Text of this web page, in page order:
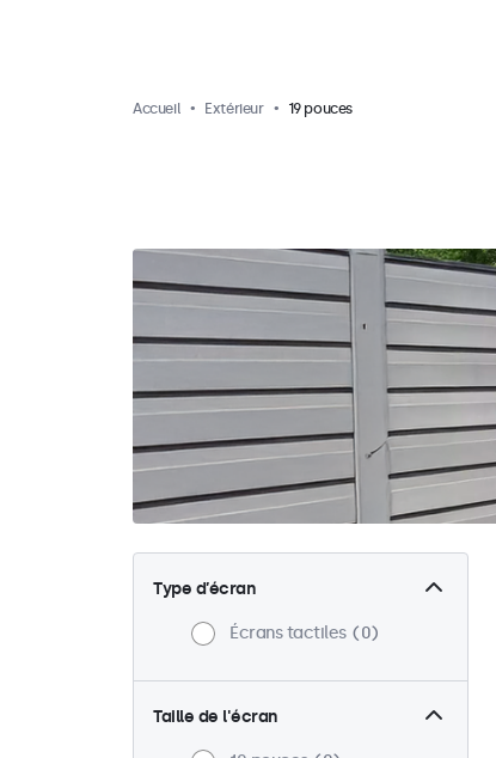
Accueil Extérieur 19 pouces
Type d’écran
Écrans tactiles 0
Taille de l'écran